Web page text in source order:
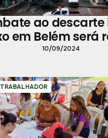
ao
em Belém será
trajeto do Círio de
10/09/2024